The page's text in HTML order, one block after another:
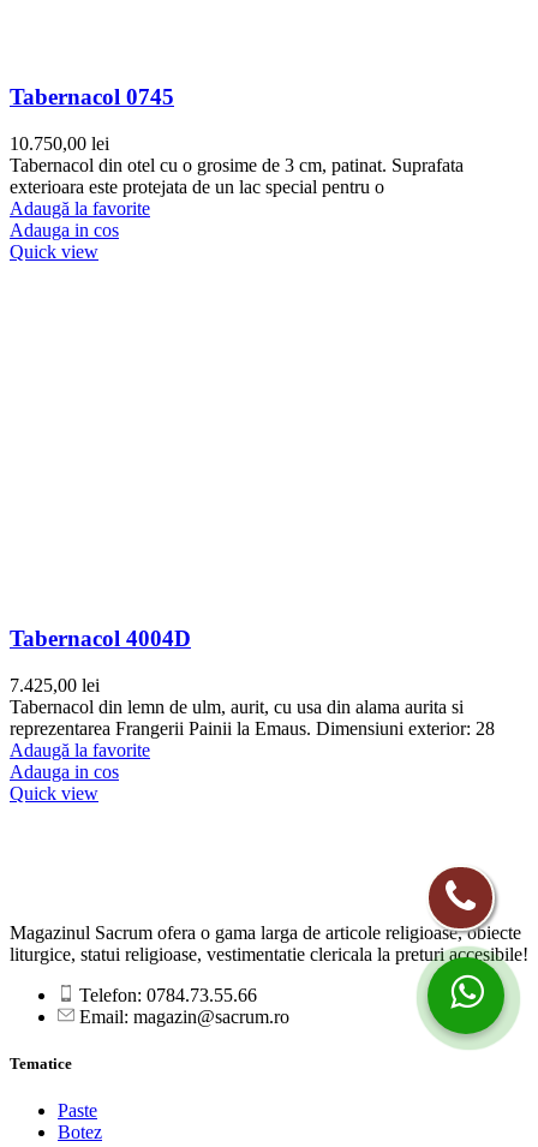
Tabernacol 0745
10.750,00 lei
Tabernacol din otel cu o grosime de 3 cm, patinat. Suprafata
exterioara este protejata de un lac special pentru o
Adaugă la favorite
Adauga in cos
Quick view
Tabernacol 4004D
7.425,00 lei
Tabernacol din lemn de ulm, aurit, cu usa din alama aurita si
reprezentarea Frangerii Painii la Emaus. Dimensiuni exterior: 28
Adaugă la favorite
Adauga in cos
Quick view
Magazinul Sacrum ofera o gama larga de articole religioase, obiecte
liturgice, statui religioase, vestimentatie clericala la preturi accesibile!
Telefon: 0784.73.55.66
Email: magazin@sacrum.ro
Tematice
Paste
Botez